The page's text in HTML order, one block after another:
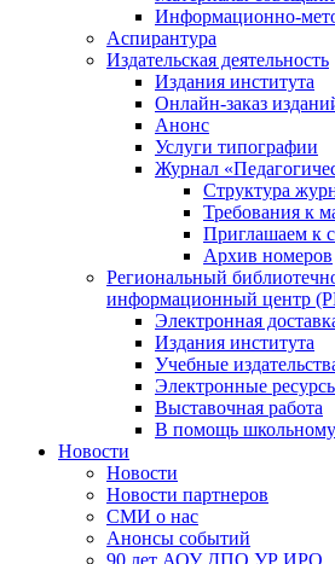
Информационно-
Аспирантура
Издательская деятельность
Издания института
Онлайн-заказ
Анонс
Услуги типографии
Журнал
Структура
Требования к
Приглашаем к
Архив номеров
Региональный
информационный центр
Электронная
Издания института
Учебные
Электронные
Выставочная работа
В помощь
Новости
Новости
Новости партнеров
СМИ о нас
Анонсы событий
90 лет АОУ ДПО УР ИРО